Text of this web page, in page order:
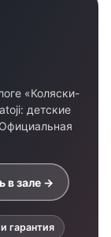
«Коляски-
детские
в зале →
гарантия